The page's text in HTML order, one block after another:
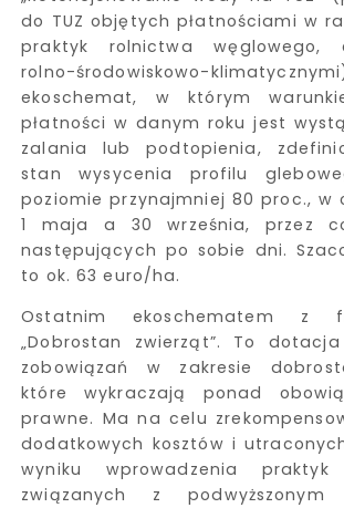
do TUZ objętych płatnościami w
praktyk rolnictwa węglowego,
rolno-środowiskowo-
ekoschemat, w którym
płatności w danym roku jest
zalania lub podtopienia,
stan wysycenia profilu
poziomie przynajmniej 80 proc., w
1 maja a 30 września, przez
następujących po sobie dni.
to ok. 63 euro/ha.
Ostatnim ekoschematem
„Dobrostan zwierząt”. To
zobowiązań w zakresie
które wykraczają ponad
prawne. Ma na celu
dodatkowych kosztów i
wyniku wprowadzenia praktyk
związanych z podwyższonym